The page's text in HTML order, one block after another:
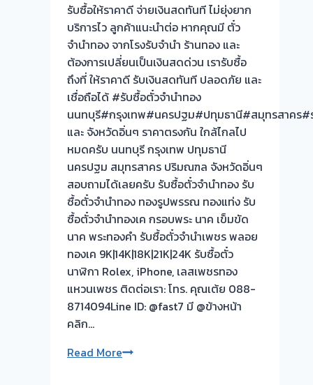
รับซื้อให้ราคาดี จ่ายเงินสดทันที ไม่ยุ่งยาก
บริการไว ลูกค้าแนะนำต่อ หากคุณมี ตั๋ว
จำนำทอง จากโรงรับจำนำ ร้านทอง และ
ต้องการเปลี่ยนเป็นเงินสดด่วน เรารับซื้อ
ถึงที่ ให้ราคาดี รับเงินสดทันที ปลอดภัย และ
เชื่อถือได้ #รับซื้อตั๋วจำนำทอง
นนทบุรี#กรุงเทพ#นครปฐม#ปทุมธานี#สมุทรสาคร#
และ จังหวัดอิ่นๆ ราคาตรงกัน ใกล้ไกลไป
หมดครับ นนทบุรี กรุงเทพ ปทุมธานี
นครปฐม สมุทรสาคร ปริมณฑล จังหวัดอิ่นๆ
สอบถามได้เลยครับ รับซื้อตั๋วจำนำทอง รับ
ซื้อตั๋วจำนำทอง ทองรูปพรรณ ทองแท่ง รับ
ซื้อตั๋วจำนำทองเค กรอบพระ นาค เข็มขัด
นาค พระทองคำ รับซื้อตั๋วจำนำเพชร พลอย
ทองเค 9K|14K|18K|21K|24K รับซื้อตั๋ว
นาฬิกา Rolex, iPhone, เลสเพชรทอง
แหวนเพชร ติดต่อเรา: โทร. คุณเต้ย 088-
8714094Line ID: @fast7 มี @ข้างหน้า
คลิก…
Read Moreรับ